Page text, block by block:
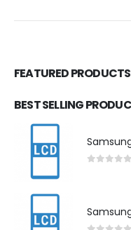
FEATURED PRODUCTS
BEST SELLING